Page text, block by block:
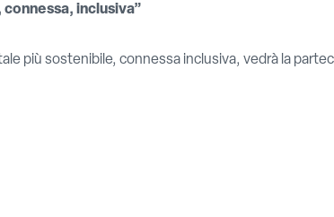
inclusiva”
più sostenibile, connessa inclusiva, vedrà la